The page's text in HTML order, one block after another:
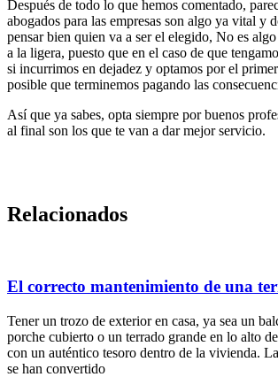
Después de todo lo que hemos comentado,
abogados para las empresas son algo ya vital y
pensar bien quien va a ser el elegido, No es
a la ligera, puesto que en el caso de que
si incurrimos en dejadez y optamos por el
posible que terminemos pagando las
Así que ya sabes, opta siempre por buenos
al final son los que te van a dar mejor servicio.
Relacionados
El correcto mantenimiento de una
Tener un trozo de exterior en casa, ya sea un
porche cubierto o un terrado grande en lo alto
con un auténtico tesoro dentro de la vivienda.
se han convertido